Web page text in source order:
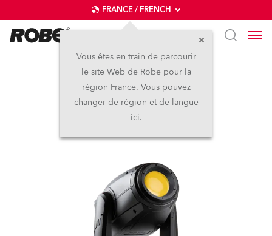
FRANCE / FRENCH
Vous êtes en train de parcourir
le site Web de Robe pour la
région France. Vous pouvez
changer de région et de langue
ici.
PAINTE®